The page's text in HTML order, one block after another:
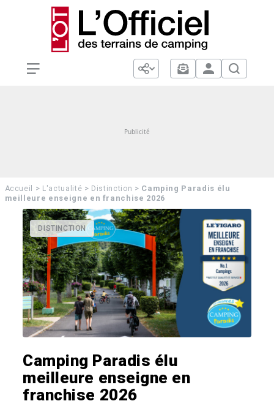
Accueil > L'actualité > Distinction > Camping Paradis élu
meilleure enseigne en franchise 2026
DISTINCTION
Camping Paradis élu
meilleure enseigne en
franchise 2026